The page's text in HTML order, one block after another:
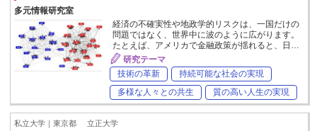
多元情報研究室
経済の不確実性や地政学的リスクは、一国だけの
問題ではなく、世界中に波のように広がります。
たとえば、アメリカで金融政策が揺れると、日…
研究テーマ
技術の革新
持続可能な社会の実現
多様な人々との共生
質の高い人生の実現
私立大学｜東京都 立正大学